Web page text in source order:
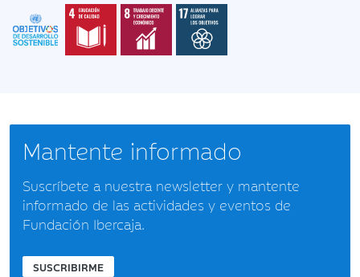
Mantente informado
Suscríbete a nuestra newsletter y mantente
informado de las actividades y eventos de
Fundación Ibercaja.
SUSCRIBIRME